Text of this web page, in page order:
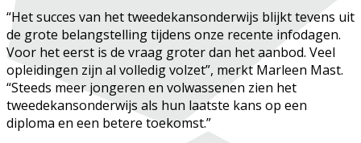
“Het succes van het tweedekansonderwijs blijkt tevens uit
de grote belangstelling tijdens onze recente infodagen.
Voor het eerst is de vraag groter dan het aanbod. Veel
opleidingen zijn al volledig volzet”, merkt Marleen Mast.
“Steeds meer jongeren en volwassenen zien het
tweedekansonderwijs als hun laatste kans op een
diploma en een betere toekomst.”